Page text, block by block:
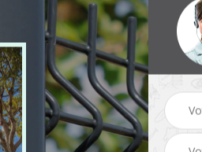
Paysagiste 41